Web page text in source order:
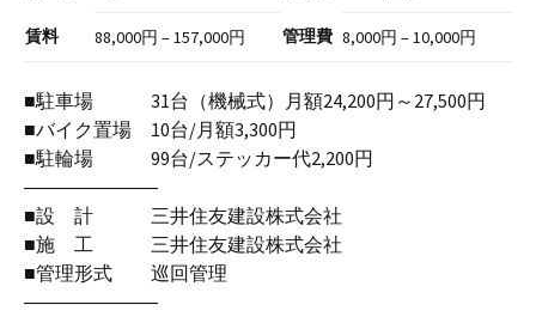
賃料 88,000円 – 157,000円 管理費 8,000円 – 10,000円
■駐車場 31台（機械式）月額24,200円～27,500円
■バイク置場 10台/月額3,300円
■駐輪場 99台/ステッカー代2,200円
―――――――
■設 計 三井住友建設株式会社
■施 工 三井住友建設株式会社
■管理形式 巡回管理
―――――――